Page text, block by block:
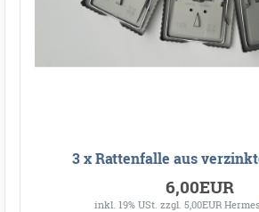
3 x Rattenfalle aus
6,00EUR
inkl. 19% USt. zzgl. 5,00EUR